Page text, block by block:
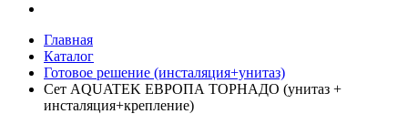
Главная
Каталог
Готовое решение (инсталяция+унитаз)
Сет AQUATEK ЕВРОПА ТОРНАДО (унитаз +
инсталяция+крепление)